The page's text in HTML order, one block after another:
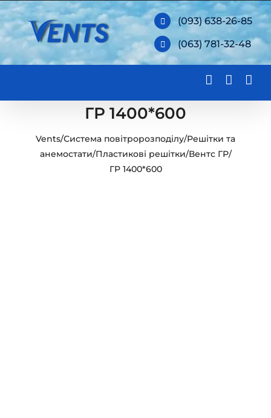
Skip
to
content
(093) 638-26-85
(063) 781-32-48
ГР 1400*600
Vents/Система повітророзподілу/Решітки та
анемостати/Пластикові решітки/Вентс ГР/
ГР 1400*600